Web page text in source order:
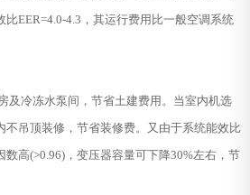
EER=4.0-4.3，其运行费用比一般空调系统
及冷冻水泵间，节省土建费用。当室内机选
不吊顶装修，节省装修费。又由于系统能效比
高(>0.96)，变压器容量可下降30%左右，节